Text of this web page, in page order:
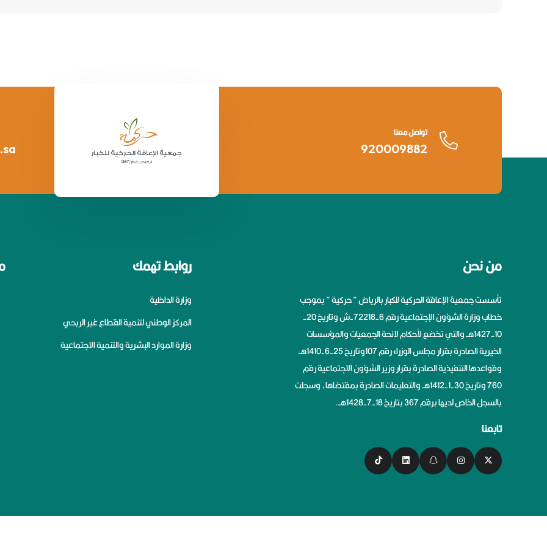
تواصل معنا
920009882
من نحن
تأسست جمعية الإعاقة الحركية للكبار بالرياض ” حركية ” بموجب
خطاب وزارة الشؤون الإجتماعية رقم 6-72218-ش وتاريخ 20-
10-1427هــ والتي تخضع لأحكام لائحة الجمعيات والمؤسسات
الخيرية الصادرة بقرار مجلس الوزراء رقم 107وتاريخ 25-6-1410هــ
وقواعدها التنفيذية الصادرة بقرار وزير الشؤون الاجتماعية رقم
760 وتاريخ 30-1-1412هــ والتعليمات الصادرة بمقتضاها، وسجلت
بالسجل الخاص لديها برقم 367 بتاريخ 18-7-1428هــ.
تابعنا
روابط تهمك
وزارة الداخلية
المركز الوطني لتنمية القطاع غير الربحي
وزارة الموارد البشرية والتنمية الاجتماعية